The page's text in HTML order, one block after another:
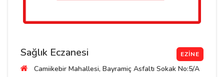
Sağlık Eczanesi EZINE
Camiikebir Mahallesi, Bayramiç Asfaltı Sokak No:5/A